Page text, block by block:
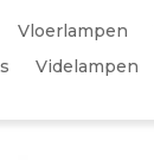
Vloerlampen
Videlampen